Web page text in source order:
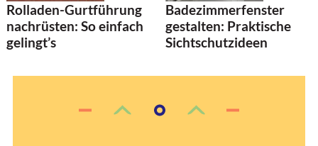
Rolladen-Gurtführung
nachrüsten: So einfach
gelingt’s
Badezimmerfenster
gestalten: Praktische
Sichtschutzideen